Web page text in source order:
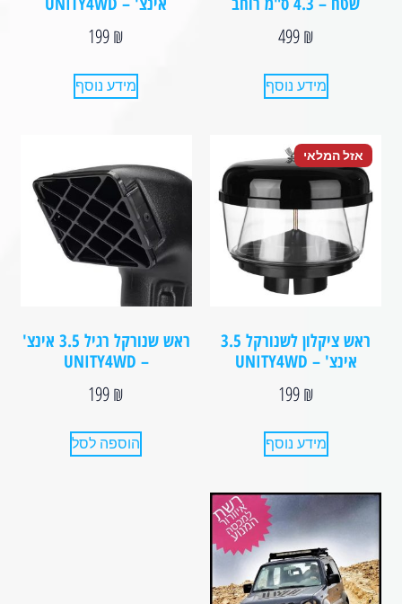
499₪
מידע נוסף
199₪
מידע נוסף
אזל המלאי
ראש ציקלון לשנורקל 3.5
אינצ' – UNITY4WD
199₪
מידע נוסף
ראש שנורקל רגיל 3.5 אינצ'
– UNITY4WD
199₪
הוספה לסל